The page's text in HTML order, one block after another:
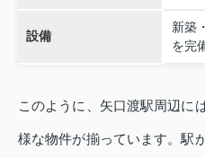
設備
新築
を完
このように、矢口渡駅周辺に
様な物件が揃っています。駅